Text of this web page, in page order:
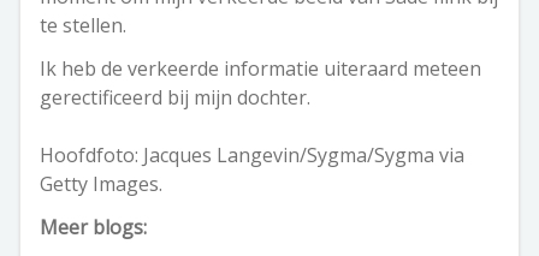
te stellen.
Ik heb de verkeerde informatie uiteraard meteen
gerectificeerd bij mijn dochter.
Hoofdfoto: Jacques Langevin/Sygma/Sygma via
Getty Images.
Meer blogs: